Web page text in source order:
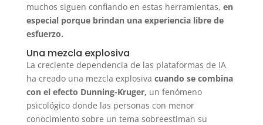
muchos siguen confiando en estas herramientas, en
especial porque brindan una experiencia libre de
esfuerzo.
Una mezcla explosiva
La creciente dependencia de las plataformas de IA
ha creado una mezcla explosiva cuando se combina
con el efecto Dunning-Kruger, un fenómeno
psicológico donde las personas con menor
conocimiento sobre un tema sobreestiman su